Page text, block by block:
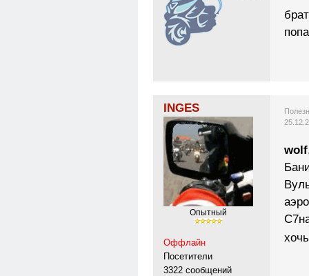
INGES
Опытный
Оффлайн
Посетители
3322 сообщений
wolf